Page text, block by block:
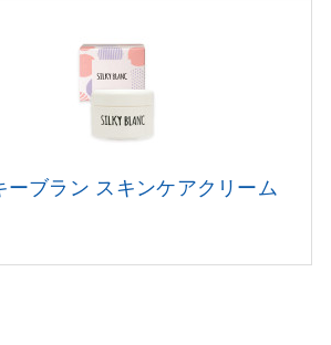
ーブラン スキンケアクリーム